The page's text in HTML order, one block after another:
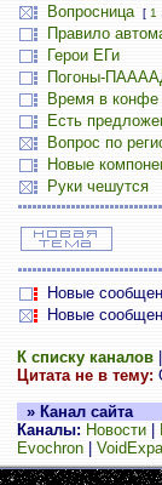
Вопросница [ 1
Правило
Герои ЕГи
Погоны-
Время в конфе
Есть
Вопрос по
Новые
Руки чешутся
Новые
Новые
К списку каналов|
Цитата не в тему:
» Канал сайта
Каналы: Новости|
Evochron|